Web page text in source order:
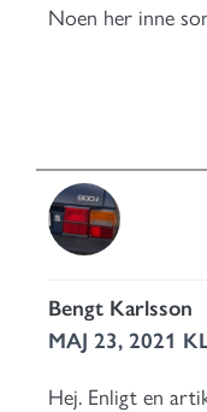
Noen her inne
Bengt Karlsson
MAJ 23, 2021
Hej. Enligt en